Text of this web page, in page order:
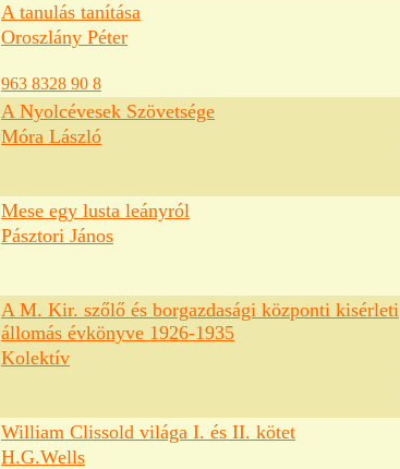
A tanulás tanítása
Oroszlány Péter
963 8328 90 8
A Nyolcévesek Szövetsége
Móra László
Mese egy lusta leányról
Pásztori János
A M. Kir. szőlő és borgazdasági központi kisérleti
állomás évkönyve 1926-1935
Kolektív
William Clissold világa I. és II. kötet
H.G.Wells